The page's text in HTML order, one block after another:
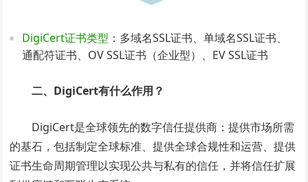
DigiCert证书类型 ：多域名SSL证书、单域名SSL证书、
通配符证书、OV SSL证书（企业型）、EV SSL证书
二、DigiCert有什么作用？
DigiCert是全球领先的数字信任提供商：提供市场所需
的基石，包括制定全球标准、提供全球合规性和运营、提供
证书生命周期管理以实现公共与私有的信任，并将信任扩展